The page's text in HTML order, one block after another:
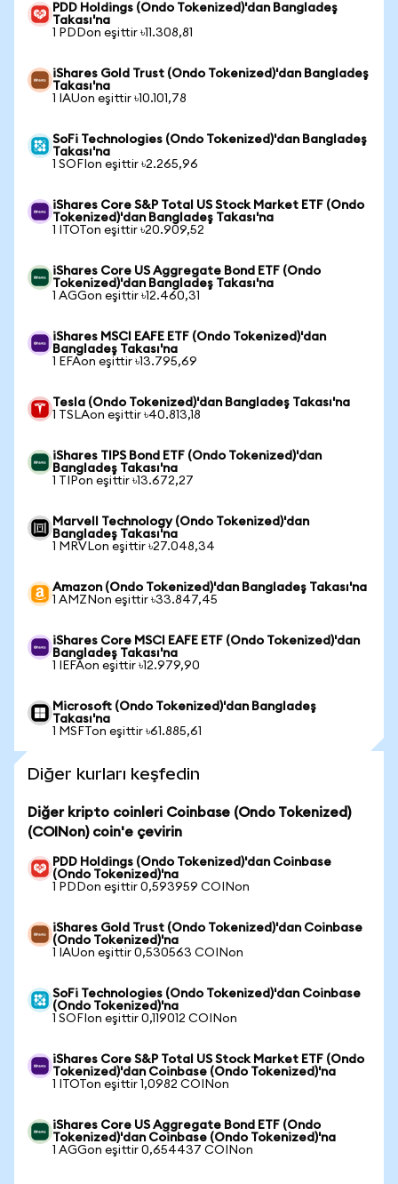
PDD Holdings (Ondo Tokenized)'dan Bangladeş
Takası'na
1 PDDon eşittir ৳11.308,81
iShares Gold Trust (Ondo Tokenized)'dan Bangladeş
Takası'na
1 IAUon eşittir ৳10.101,78
SoFi Technologies (Ondo Tokenized)'dan Bangladeş
Takası'na
1 SOFIon eşittir ৳2.265,96
iShares Core S&P Total US Stock Market ETF (Ondo
Tokenized)'dan Bangladeş Takası'na
1 ITOTon eşittir ৳20.909,52
iShares Core US Aggregate Bond ETF (Ondo
Tokenized)'dan Bangladeş Takası'na
1 AGGon eşittir ৳12.460,31
iShares MSCI EAFE ETF (Ondo Tokenized)'dan
Bangladeş Takası'na
1 EFAon eşittir ৳13.795,69
Tesla (Ondo Tokenized)'dan Bangladeş Takası'na
1 TSLAon eşittir ৳40.813,18
iShares TIPS Bond ETF (Ondo Tokenized)'dan
Bangladeş Takası'na
1 TIPon eşittir ৳13.672,27
Marvell Technology (Ondo Tokenized)'dan
Bangladeş Takası'na
1 MRVLon eşittir ৳27.048,34
Amazon (Ondo Tokenized)'dan Bangladeş Takası'na
1 AMZNon eşittir ৳33.847,45
iShares Core MSCI EAFE ETF (Ondo Tokenized)'dan
Bangladeş Takası'na
1 IEFAon eşittir ৳12.979,90
Microsoft (Ondo Tokenized)'dan Bangladeş
Takası'na
1 MSFTon eşittir ৳61.885,61
Diğer kurları keşfedin
Diğer kripto coinleri Coinbase (Ondo Tokenized)
(COINon) coin'e çevirin
PDD Holdings (Ondo Tokenized)'dan Coinbase
(Ondo Tokenized)'na
1 PDDon eşittir 0,593959 COINon
iShares Gold Trust (Ondo Tokenized)'dan Coinbase
(Ondo Tokenized)'na
1 IAUon eşittir 0,530563 COINon
SoFi Technologies (Ondo Tokenized)'dan Coinbase
(Ondo Tokenized)'na
1 SOFIon eşittir 0,119012 COINon
iShares Core S&P Total US Stock Market ETF (Ondo
Tokenized)'dan Coinbase (Ondo Tokenized)'na
1 ITOTon eşittir 1,0982 COINon
iShares Core US Aggregate Bond ETF (Ondo
Tokenized)'dan Coinbase (Ondo Tokenized)'na
1 AGGon eşittir 0,654437 COINon